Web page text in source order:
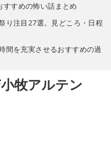
すすめの怖い話まとめ
り注目27選。見どころ・日程
間を充実させるおすすめの過
牧アルテン